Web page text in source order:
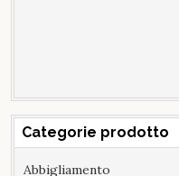
Categorie prodotto
Abbigliamento